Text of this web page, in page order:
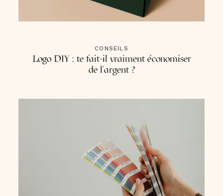
CONSEILS
Logo DIY : te fait-il vraiment économiser
de l’argent ?